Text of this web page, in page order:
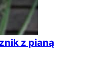
z pianą